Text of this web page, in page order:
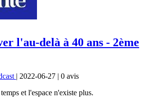
l'au-delà à 40 ans - 2ème
| 2022-06-27 | 0 avis
et l'espace n'existe plus.